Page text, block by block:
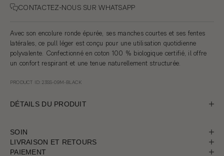
CONTACTEZ-NOUS SUR WHATSAPP
Avec son encolure ronde épurée, ses manches courtes et ses fentes
latérales, ce pull léger est conçu pour une utilisation quotidienne
polyvalente. Confectionné en coton 100 % biologique certifié, il offre
un confort respirant et une tenue naturellement structurée.
PRODUCT ID: 23SS-09M-BLACK
DÉTAILS DU PRODUIT
SOIN
LIVRAISON ET RETOURS
PAIEMENT